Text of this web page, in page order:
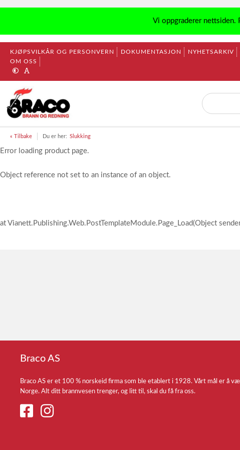
Vi oppgraderer nettsiden.
KJØPSVILKÅR OG PERSONVERN DOKUMENTASJON NYHETSARKIV
OM OSS
« Tilbake Du er her: Slukking
Error loading product page.
Object reference not set to an instance of an object.
at Vianett.Publishing.Web.PostTemplateModule.Page_Load(Object
Braco AS
Braco AS er et 100 % norskeid firma som ble etablert i 1928. Vårt mål er å
Norge. Alt ditt brannvesen trenger, og litt til, skal du få fra oss.